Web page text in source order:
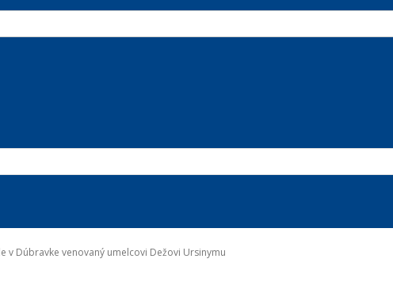
v Dúbravke venovaný umelcovi Dežovi Ursinymu